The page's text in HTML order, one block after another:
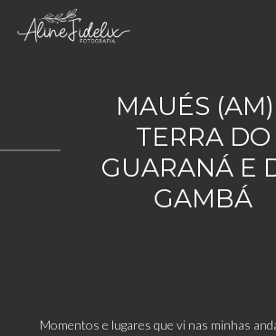
MAUÉS
TERRA DO
GUARANÁ E
GAMBÁ
Momentos e lugares que vi nas minhas